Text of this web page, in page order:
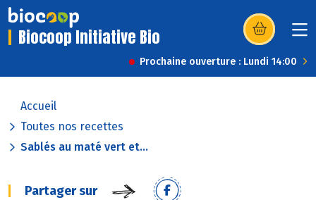
Biocoop Initiative Bio (s’ouvre dans
Prochaine ouverture : Lundi 14:00
Accueil
Toutes nos recettes
Sablés au maté vert et...
Partager sur